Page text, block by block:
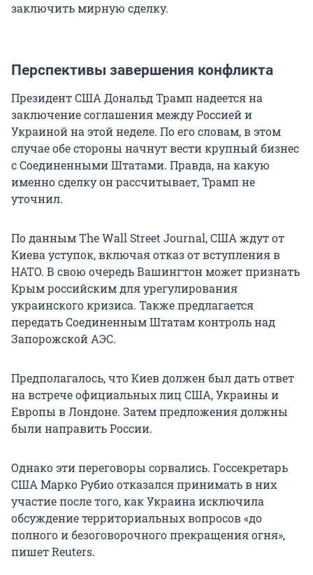
заключить мирную сделку.
Перспективы завершения конфликта
Президент США Дональд Трамп надеется на
заключение соглашения между Россией и
Украиной на этой неделе. По его словам, в этом
случае обе стороны начнут вести крупный бизнес
с Соединенными Штатами. Правда, на какую
именно сделку он рассчитывает, Трамп не
уточнил.
По данным The Wall Street Journal, США ждут от
Киева уступок, включая отказ от вступления в
НАТО. В свою очередь Вашингтон может признать
Крым российским для урегулирования
украинского кризиса. Также предлагается
передать Соединенным Штатам контроль над
Запорожской АЭС.
Предполагалось, что Киев должен был дать ответ
на встрече официальных лиц США, Украины и
Европы в Лондоне. Затем предложения должны
были направить России.
Однако эти переговоры сорвались. Госсекретарь
США Марко Рубио отказался принимать в них
участие после того, как Украина исключила
обсуждение территориальных вопросов «до
полного и безоговорочного прекращения огня»,
пишет Reuters.